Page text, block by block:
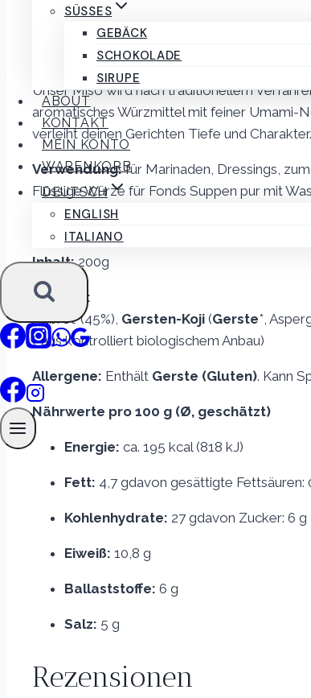
SÜSSES
GEBÄCK
SCHOKOLADE
SIRUPE
ABOUT
KONTAKT
MEIN KONTO
WARENKORB
DEUTSCH
ENGLISH
ITALIANO
verwenden z.b hauptsächlich italiensiche
Geschmack verleiht und auch anstelle von
Jodzusatz.
Unser Miso wird nach traditionellem
aromatisches Würzmittel mit feiner Umami-
verleiht deinen Gerichten Tiefe und Charakter.
Verwendung:für Marinaden, Dressings,
Flüssige Würze für Fonds Suppen pur mit
Inhalt:200g
Zutaten:
Altbrot*(45%), Gersten-Koji (Gerste*,
(*aus kontrolliert biologischem Anbau)
Allergene: Enthält Gerste (Gluten). Kann
Nährwerte pro 100 g (Ø, geschätzt)
Energie: ca. 195 kcal (818 kJ)
Fett: 4,7 gdavon gesättigte Fettsäuren:
Kohlenhydrate: 27 gdavon Zucker: 6 g
Eiweiß: 10,8 g
Ballaststoffe: 6 g
Salz: 5 g
Rezensionen